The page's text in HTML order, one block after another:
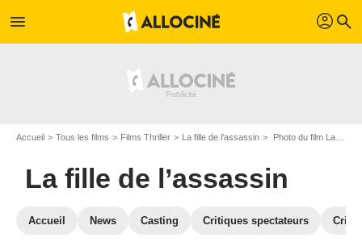
menu profil search
Accueil Tous les films Films Thriller La fille de l’assassin Photo du film La fille de l’assassin - Photo 1
La fille de l’assassin
Accueil News Casting Critiques spectateurs